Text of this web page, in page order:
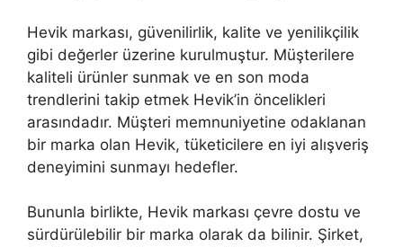
Hevik markası, güvenilirlik, kalite ve yenilikçilik
gibi değerler üzerine kurulmuştur. Müşterilere
kaliteli ürünler sunmak ve en son moda
trendlerini takip etmek Hevik’in öncelikleri
arasındadır. Müşteri memnuniyetine odaklanan
bir marka olan Hevik, tüketicilere en iyi alışveriş
deneyimini sunmayı hedefler.
Bununla birlikte, Hevik markası çevre dostu ve
sürdürülebilir bir marka olarak da bilinir. Şirket,